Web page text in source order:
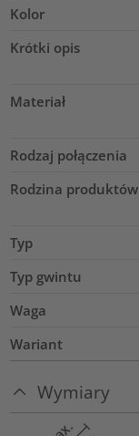
Kolor
Krótki opis
Materiał
Rodzaj połączenia
Rodzina produktów
Typ
Typ gwintu
Waga
Wariant
Wymiary